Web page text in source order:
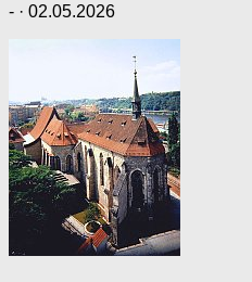
- · 02.05.2026